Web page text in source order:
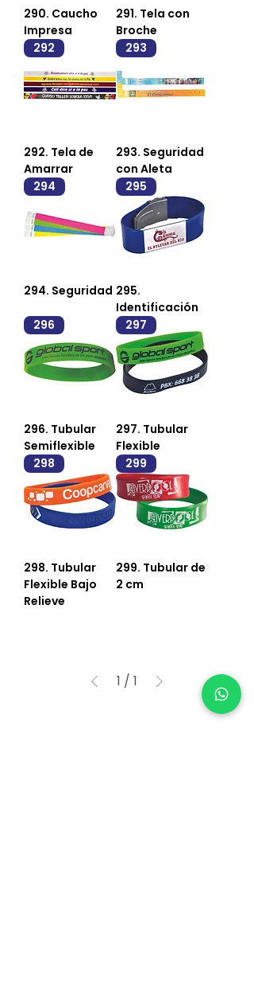
290. Caucho
Impresa
291. Tela con
Broche
292
292. Tela de
Amarrar
293
293. Seguridad
con Aleta
294
294. Seguridad
295
295.
Identificación
296
296. Tubular
Semiflexible
297
297. Tubular
Flexible
298
298. Tubular
Flexible Bajo
Relieve
299
299. Tubular de
2 cm
1 / 1